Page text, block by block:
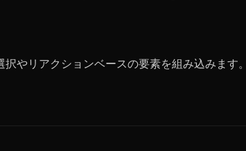
やリアクションベースの要素を組み込みま